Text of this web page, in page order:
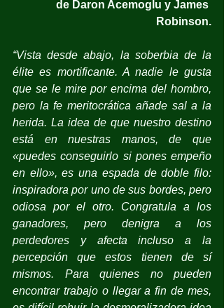
de Daron Acemoglu y James
Robinson.
“Vista desde abajo, la soberbia de la
élite es mortificante. A nadie le gusta
que se le mire por encima del hombro,
pero la fe meritocrática añade sal a la
herida. La idea de que nuestro destino
está en nuestras manos, de que
«puedes conseguirlo si pones empeño
en ello», es una espada de doble filo:
inspiradora por uno de sus bordes, pero
odiosa por el otro. Congratula a los
ganadores, pero denigra a los
perdedores y afecta incluso a la
percepción que estos tienen de sí
mismos. Para quienes no pueden
encontrar trabajo o llegar a fin de mes,